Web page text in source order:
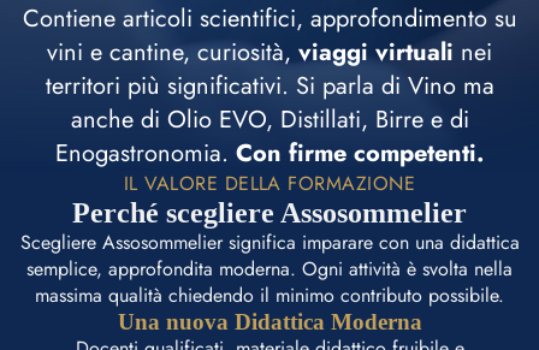
Contiene articoli scientifici, approfondimento su
vini e cantine, curiosità, viaggi virtuali nei
territori più significativi. Si parla di Vino ma
anche di Olio EVO, Distillati, Birre e di
Enogastronomia. Con firme competenti.
IL VALORE DELLA FORMAZIONE
Perché scegliere Assosommelier
Scegliere Assosommelier significa imparare con una didattica
semplice, approfondita moderna. Ogni attività è svolta nella
massima qualità chiedendo il minimo contributo possibile.
Una nuova Didattica Moderna